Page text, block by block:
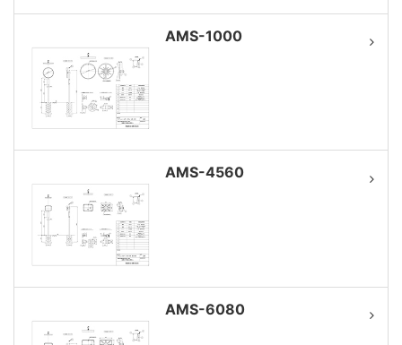
AMS-1000
AMS-4560
AMS-6080